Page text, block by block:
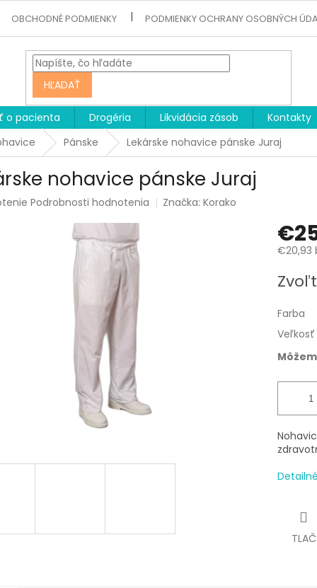
OBCHODNÉ PODMIENKY PODMIENKY OCHRANY OSOBNÝCH
HĽADAŤ
o pacienta Drogéria Likvidácia zásob
Kontakty
Pánske Lekárske nohavice pánske Juraj
nohavice pánske Juraj
Podrobnosti hodnotenia Značka:Korako
€20,93
cena:
Farba
Veľkosť
TLAČ